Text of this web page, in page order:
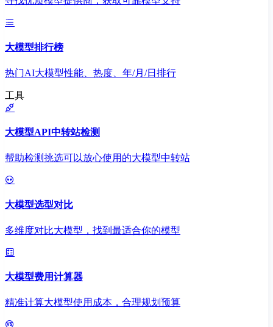
大模型排行榜
热门AI大模型性能、热度、年/月/日排行
工具
大模型API中转站检测
帮助检测挑选可以放心使用的大模型中转站
大模型选型对比
多维度对比大模型，找到最适合你的模型
大模型费用计算器
精准计算大模型使用成本，合理规划预算